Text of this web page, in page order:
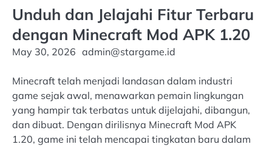
Unduh dan Jelajahi Fitur Terbaru
dengan Minecraft Mod APK 1.20
May 30, 2026 admin@stargame.id
Minecraft telah menjadi landasan dalam industri
game sejak awal, menawarkan pemain lingkungan
yang hampir tak terbatas untuk dijelajahi, dibangun,
dan dibuat. Dengan dirilisnya Minecraft Mod APK
1.20, game ini telah mencapai tingkatan baru dalam